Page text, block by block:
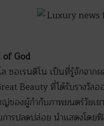
of God
ล ซอเรนติโน เป็นที่รู้จักจา
Beauty ที่ได้รับรางวัล
ญ่ของผู้กำกับภาพยนตร์วัยเ
การปลดปล่อย นำแสดงโดย